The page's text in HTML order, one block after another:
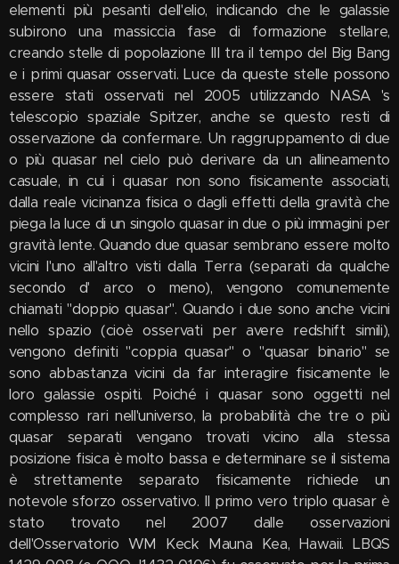
elementi più pesanti dell'elio, indicando che le galassie
subirono una massiccia fase di formazione stellare,
creando stelle di popolazione III tra il tempo del Big Bang
e i primi quasar osservati. Luce da queste stelle possono
essere stati osservati nel 2005 utilizzando NASA 's
telescopio spaziale Spitzer, anche se questo resti di
osservazione da confermare. Un raggruppamento di due
o più quasar nel cielo può derivare da un allineamento
casuale, in cui i quasar non sono fisicamente associati,
dalla reale vicinanza fisica o dagli effetti della gravità che
piega la luce di un singolo quasar in due o più immagini per
gravità lente. Quando due quasar sembrano essere molto
vicini l'uno all'altro visti dalla Terra (separati da qualche
secondo d' arco o meno), vengono comunemente
chiamati "doppio quasar". Quando i due sono anche vicini
nello spazio (cioè osservati per avere redshift simili),
vengono definiti "coppia quasar" o "quasar binario" se
sono abbastanza vicini da far interagire fisicamente le
loro galassie ospiti. Poiché i quasar sono oggetti nel
complesso rari nell'universo, la probabilità che tre o più
quasar separati vengano trovati vicino alla stessa
posizione fisica è molto bassa e determinare se il sistema
è strettamente separato fisicamente richiede un
notevole sforzo osservativo. Il primo vero triplo quasar è
stato trovato nel 2007 dalle osservazioni
dell'Osservatorio WM Keck Mauna Kea, Hawaii. LBQS